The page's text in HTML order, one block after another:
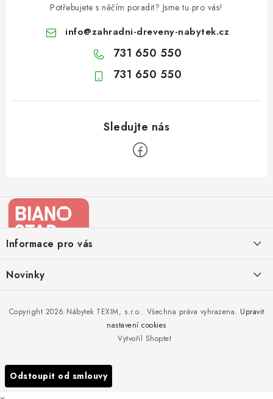
Potřebujete s něčím poradit? Jsme tu pro vás!
info@zahradni-dreveny-nabytek.cz
731 650 550
731 650 550
aInformace pro vás
Kontakty
Doprava nábytku k Vám
Reklamace
Novinky
to!
Nakupujte zahradní nábytek i v zimě
Podzimní očista a úklid zahradního nábytku
Vytvořil Shoptet
Copyright 2026 Nábytek TEXIM, s.r.o.. Všechna práva vyhrazena. Upravit
nastavení cookies
Odstoupit od smlouvy